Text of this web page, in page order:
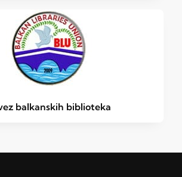
balkanskih biblioteka